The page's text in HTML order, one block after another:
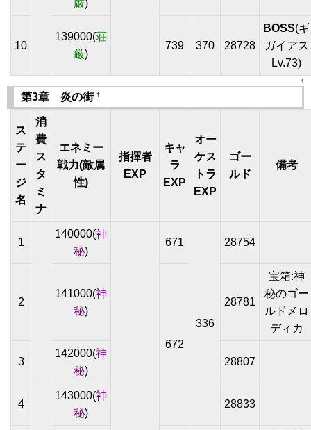
厳)
10
139000(荘
厳)
739 370 28728
BOSS(ギ
ガイアス
Lv.73)
↑
第3章 炎の街 †
ス
テ
ー
ジ
名
消
費
ス
タ
ミ
ナ
エネミー
戦力(敵属
性)
指揮者
EXP
キャ
ラ
EXP
オー
ケス
トラ
EXP
ゴー
ルド
備考
1
140000(神
秘)
671
336
28754
2
141000(神
秘)
672
28781
宝箱:神
秘のゴー
ルドメロ
ディカ
3
142000(神
秘)
28807
4
143000(神
秘)
28833